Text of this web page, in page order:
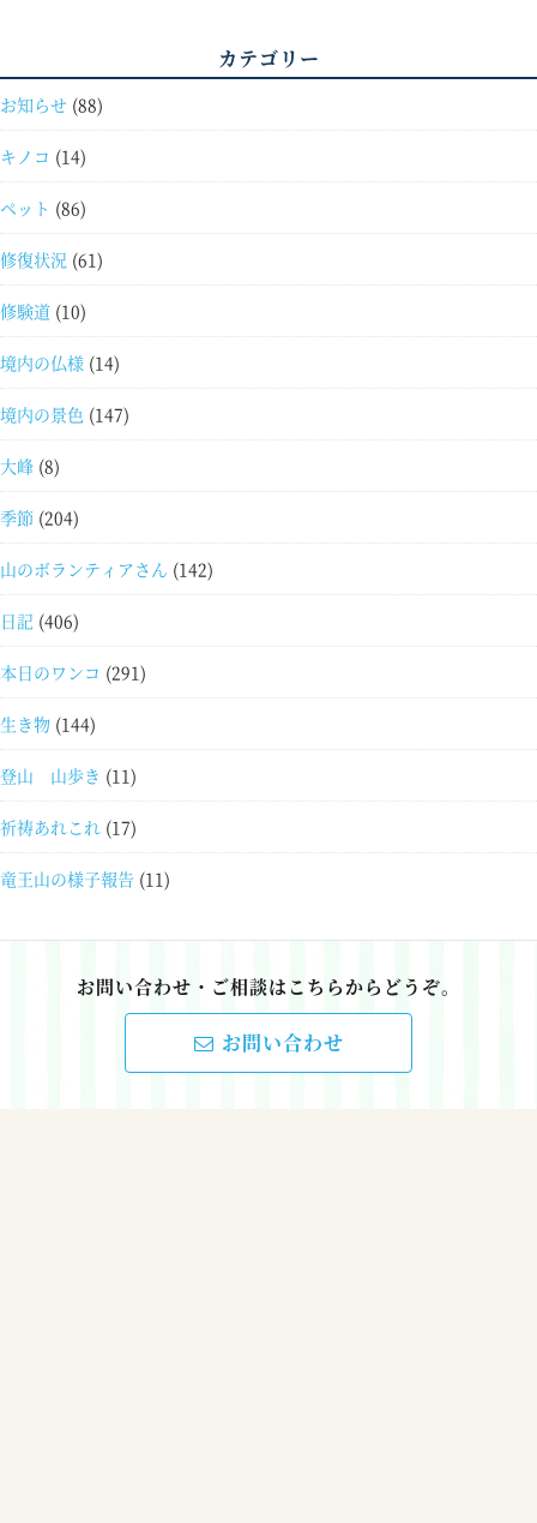
カテゴリー
お知らせ (88)
キノコ (14)
ペット (86)
修復状況 (61)
修験道 (10)
境内の仏様 (14)
境内の景色 (147)
大峰 (8)
季節 (204)
山のボランティアさん (142)
日記 (406)
本日のワンコ (291)
生き物 (144)
登山 山歩き (11)
祈祷あれこれ (17)
竜王山の様子報告 (11)
お問い合わせ・ご相談はこちらからどうぞ。
お問い合わせ